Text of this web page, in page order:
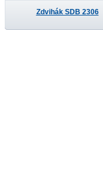
Zdvihák SDB 2306